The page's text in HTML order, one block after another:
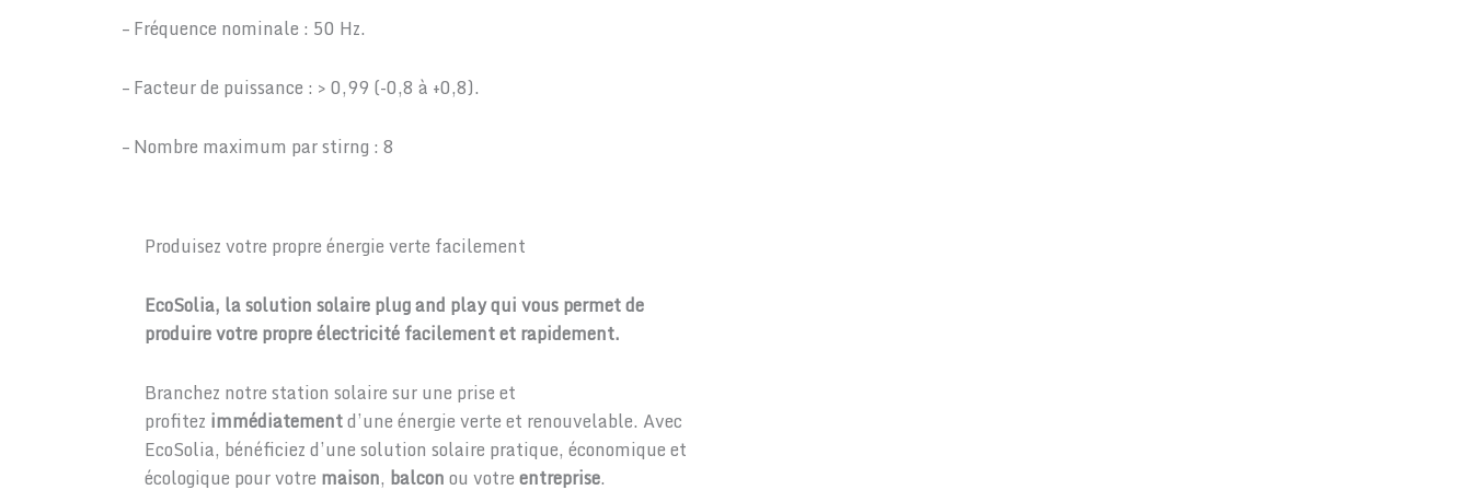
– Fréquence nominale : 50 Hz.
– Facteur de puissance : > 0,99 (-0,8 à +0,8).
– Nombre maximum par stirng : 8
Produisez votre propre énergie verte facilement
EcoSolia, la solution solaire plug and play qui vous permet de
produire votre propre électricité facilement et rapidement.
Branchez notre station solaire sur une prise et
profitez immédiatementd’une énergie verte et renouvelable. Avec
EcoSolia, bénéficiez d’une solution solaire pratique, économique et
écologique pour votre maison, balconou votreentreprise.